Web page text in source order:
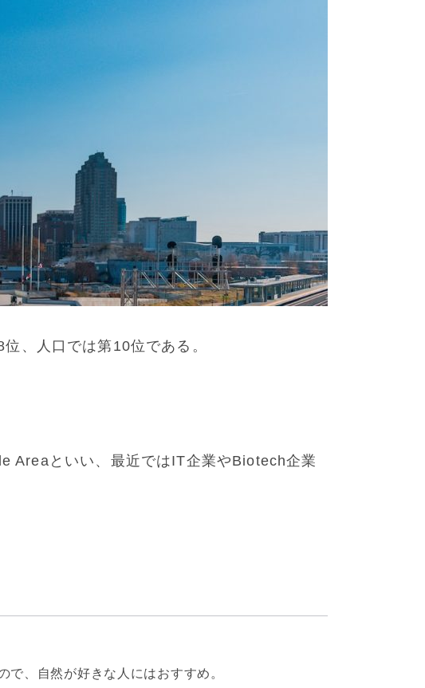
、人口では第10位である。
Areaといい、最近ではIT企業やBiotech企業
、自然が好きな人にはおすすめ。